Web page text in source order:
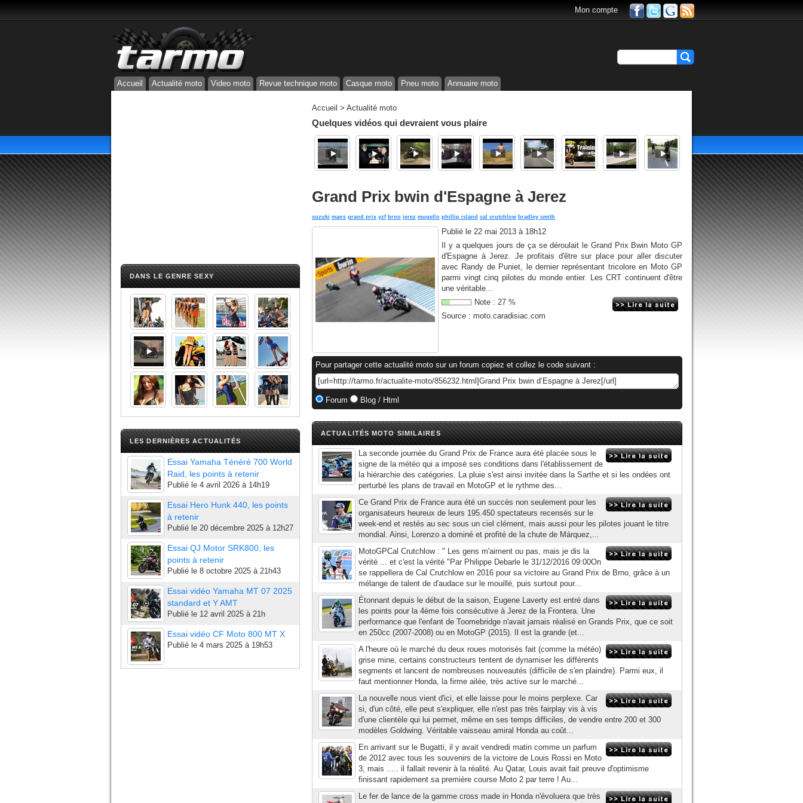
Mon compte
Accueil Actualité moto Video moto Revue technique moto Casque moto Pneu moto Annuaire moto
DANS LE GENRE SEXY
LES DERNIÈRES ACTUALITÉS
Essai Yamaha Ténéré 700 World
Raid, les points à retenir
Publié le 4 avril 2026 à 14h19
Essai Hero Hunk 440, les points
à retenir
Publié le 20 décembre 2025 à 12h27
Essai QJ Motor SRK800, les
points à retenir
Publié le 8 octobre 2025 à 21h43
Essai vidéo Yamaha MT 07 2025
standard et Y AMT
Publié le 12 avril 2025 à 21h
Essai vidéo CF Moto 800 MT X
Publié le 4 mars 2025 à 19h53
Accueil > Actualité moto
Quelques vidéos qui devraient vous plaire
Grand Prix bwin d'Espagne à Jerez
suzuki mans grand prix yzf brno jerez mugello phillip island cal crutchlow bradley smith
Publié le 22 mai 2013 à 18h12
Il y a quelques jours de ça se déroulait le Grand Prix Bwin Moto GP
d'Espagne à Jerez. Je profitais d'être sur place pour aller discuter
avec Randy de Puniet, le dernier représentant tricolore en Moto GP
parmi vingt cinq pilotes du monde entier. Les CRT continuent d'être
une véritable...
Note : 27 %
Source : moto.caradisiac.com
Pour partager cette actualité moto sur un forum copiez et collez le code suivant :
Forum Blog / Html
ACTUALITÉS MOTO SIMILAIRES
La seconde journée du Grand Prix de France aura été placée sous le
signe de la météo qui a imposé ses conditions dans l'établissement de
la hiérarchie des catégories. La pluie s'est ainsi invitée dans la Sarthe et si les ondées ont
perturbé les plans de travail en MotoGP et le rythme des...
Ce Grand Prix de France aura été un succès non seulement pour les
organisateurs heureux de leurs 195.450 spectateurs recensés sur le
week-end et restés au sec sous un ciel clément, mais aussi pour les pilotes jouant le titre
mondial. Ainsi, Lorenzo a dominé et profité de la chute de Márquez,...
MotoGPCal Crutchlow : " Les gens m'aiment ou pas, mais je dis la
vérité ... et c'est la vérité "Par Philippe Debarle le 31/12/2016 09:00On
se rappellera de Cal Crutchlow en 2016 pour sa victoire au Grand Prix de Brno, grâce à un
mélange de talent de d'audace sur le mouillé, puis surtout pour...
Étonnant depuis le début de la saison, Eugene Laverty est entré dans
les points pour la 4ème fois consécutive à Jerez de la Frontera. Une
performance que l'enfant de Toomebridge n'avait jamais réalisé en Grands Prix, que ce soit
en 250cc (2007-2008) ou en MotoGP (2015). Il est la grande (et...
A l'heure où le marché du deux roues motorisés fait (comme la météo)
grise mine, certains constructeurs tentent de dynamiser les différents
segments et lancent de nombreuses nouveautés (difficile de s'en plaindre). Parmi eux, il
faut mentionner Honda, la firme ailée, très active sur le marché...
La nouvelle nous vient d'ici, et elle laisse pour le moins perplexe. Car
si, d'un côté, elle peut s'expliquer, elle n'est pas très fairplay vis à vis
d'une clientèle qui lui permet, même en ses temps difficiles, de vendre entre 200 et 300
modèles Goldwing. Véritable vaisseau amiral Honda au coût...
En arrivant sur le Bugatti, il y avait vendredi matin comme un parfum
de 2012 avec tous les souvenirs de la victoire de Louis Rossi en Moto
3, mais ..... il fallait revenir à la réalité. Au Qatar, Louis avait fait preuve d'optimisme
finissant rapidement sa première course Moto 2 par terre ! Au...
Le fer de lance de la gamme cross made in Honda n'évoluera que très